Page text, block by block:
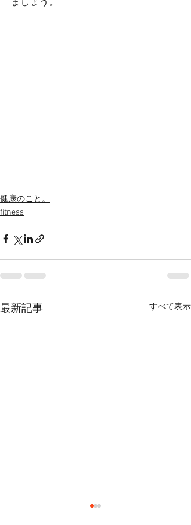
ましょう。
健康のこと。
fitness
最新記事 すべて表示